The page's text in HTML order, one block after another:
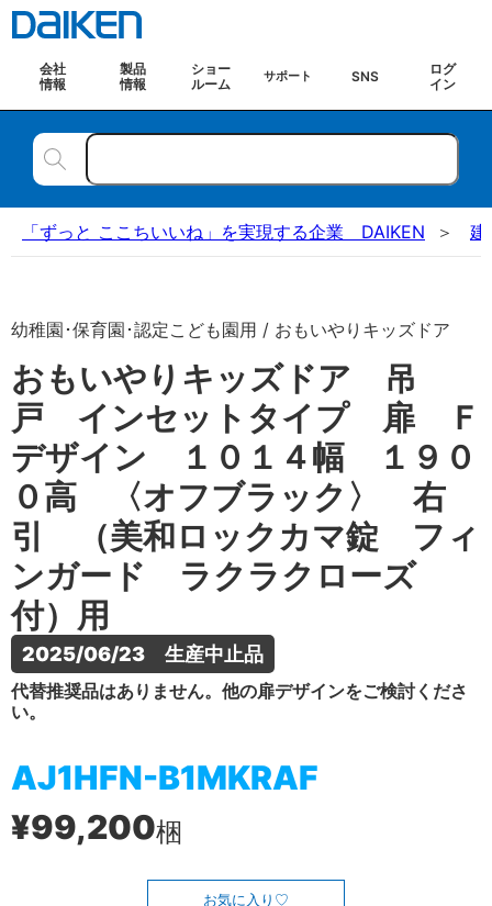
会社
情報
製品
情報
ショー
ルーム
サポート SNS
ログ
イン
「ずっと ここちいいね」を実現する企業 DAIKEN 建
幼稚園･保育園･認定こども園用 / おもいやりキッズドア
おもいやりキッズドア 吊
戸 インセットタイプ 扉 Ｆ
デザイン １０１４幅 １９０
０高 〈オフブラック〉 右
引 （美和ロックカマ錠 フィ
ンガード ラクラクローズ
付）用
2025/06/23　生産中止品
代替推奨品はありません。他の扉デザインをご検討くださ
い。
AJ1HFN-B1MKRAF
¥99,200梱
お気に入り